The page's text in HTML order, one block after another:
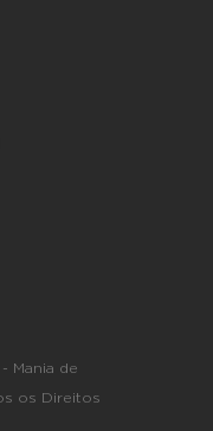
Mania de
os Direitos